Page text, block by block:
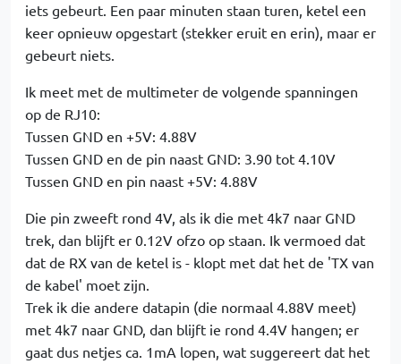
iets gebeurt. Een paar minuten staan turen, ketel een
keer opnieuw opgestart (stekker eruit en erin), maar er
gebeurt niets.
Ik meet met de multimeter de volgende spanningen
op de RJ10:
Tussen GND en +5V: 4.88V
Tussen GND en de pin naast GND: 3.90 tot 4.10V
Tussen GND en pin naast +5V: 4.88V
Die pin zweeft rond 4V, als ik die met 4k7 naar GND
trek, dan blijft er 0.12V ofzo op staan. Ik vermoed dat
dat de RX van de ketel is - klopt met dat het de 'TX van
de kabel' moet zijn.
Trek ik die andere datapin (die normaal 4.88V meet)
met 4k7 naar GND, dan blijft ie rond 4.4V hangen; er
gaat dus netjes ca. 1mA lopen, wat suggereert dat het